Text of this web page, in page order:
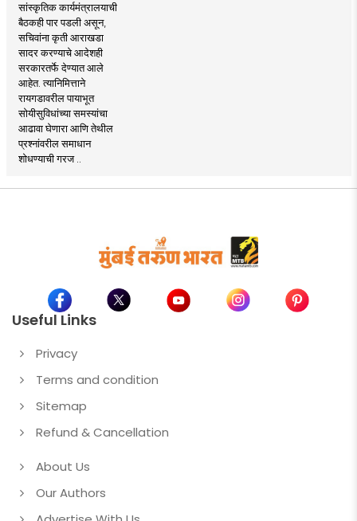
सांस्कृतिक कार्यमंत्रालयाची
बैठकही पार पडली असून,
सचिवांना कृती आराखडा
सादर करण्याचे आदेशही
सरकारतर्फे देण्यात आले
आहेत. त्यानिमित्ताने
रायगडावरील पायाभूत
सोयीसुविधांच्या समस्यांचा
आढावा घेणारा आणि तेथील
प्रश्नांवरील समाधान
शोधण्याची गरज ..
Useful Links
Privacy
Terms and condition
Sitemap
Refund & Cancellation
About Us
Our Authors